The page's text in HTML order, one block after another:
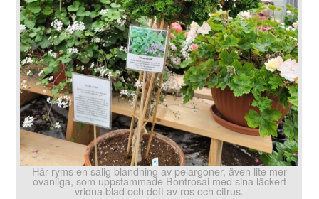
Här ryms en salig blandning av pelargoner, även lite mer
ovanliga, som uppstammade Bontrosai med sina läckert
vridna blad och doft av ros och citrus.